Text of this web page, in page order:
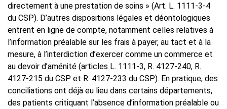
directement à une prestation de soins » (Art. L. 1111-3-4
du CSP). D’autres dispositions légales et déontologiques
entrent en ligne de compte, notamment celles relatives à
l’information préalable sur les frais à payer, au tact et à la
mesure, à l’interdiction d’exercer comme un commerce et
au devoir d’aménité (articles L. 1111-3, R. 4127-240, R.
4127-215 du CSP et R. 4127-233 du CSP). En pratique, des
conciliations ont déjà eu lieu dans certains départements,
des patients critiquant l’absence d’information préalable ou